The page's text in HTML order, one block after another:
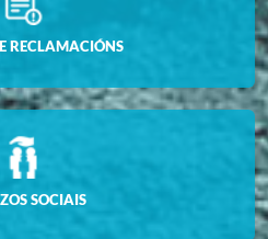
RECLAMACIÓNS
SOCIAIS